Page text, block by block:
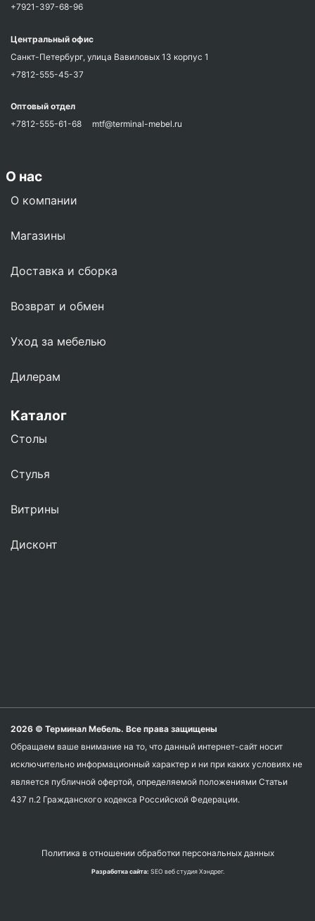
+7921-397-68-96
Центральный офис
Санкт-Петербург, улица Вавиловых 13 корпус 1
+7812-555-45-37
Оптовый отдел
+7812-555-61-68 mtf@terminal-mebel.ru
О нас
О компании
Магазины
Доставка и сборка
Возврат и обмен
Уход за мебелью
Дилерам
Каталог
Столы
Стулья
Витрины
Дисконт
2026 © Терминал Мебель. Все права защищены
Обращаем ваше внимание на то, что данный интернет-сайт носит
исключительно информационный характер и ни при каких условиях не
является публичной офертой, определяемой положениями Статьи
437 п.2 Гражданского кодекса Российской Федерации.
Политика в отношении обработки персональных данных
Разработка сайта: SEO веб студия Хэндрег.